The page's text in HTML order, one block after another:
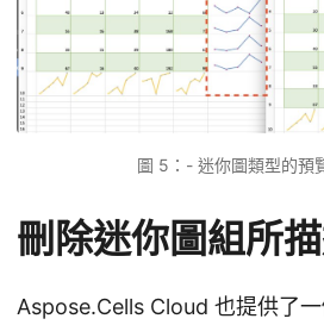
圖 5：- 迷你圖類型的預
刪除迷你圖組所
Aspose.Cells Cloud 也提供了